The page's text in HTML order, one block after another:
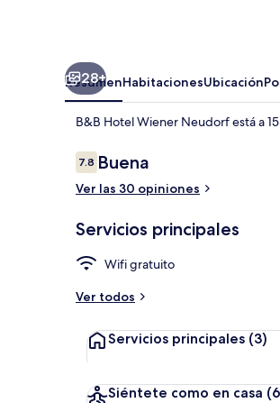
28+
ResumenHabitacionesUbicación
B&B Hotel Wiener Neudorf está a
Opiniones
7.87.8 de 10,
Buena
Ver las 30 opiniones
Servicios principales
Wifi gratuito
Ver todos
Servicios principales (3)
Siéntete como en casa